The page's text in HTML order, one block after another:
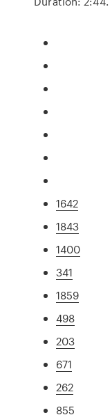
1642
1843
1400
341
1859
498
203
671
262
855